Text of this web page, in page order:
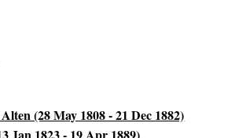
(28 May 1808 - 21 Dec 1882)